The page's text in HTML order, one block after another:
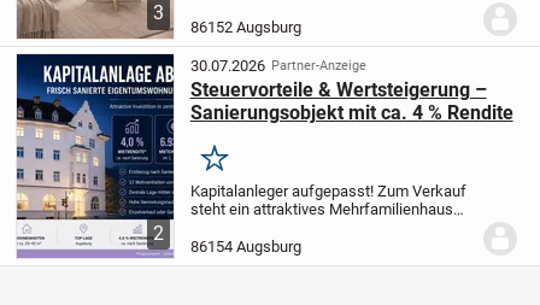
3
100.000 €- 62 m² Wohnfläche
Küche und Bad- PKW-Stellplatz-...
86152 Augsburg
2
30.07.2026 Partner-Anzeige
Steuervorteile & Wertsteigerung –
Sanierungsobjekt mit ca. 4 % Rendite
Merken
Kapitalanleger aufgepasst! Zum Verkauf
steht ein attraktives Mehrfamilienhaus
Lage von Augsburg. Die Wohnungsgrößen
liegen zwischen ca. 29 m² und 42 m²
86154 Augsburg